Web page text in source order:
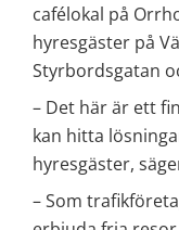
cafélokal på
hyresgäster på
Styrbordsgatan
– Det här är ett
kan hitta
hyresgäster,
– Som